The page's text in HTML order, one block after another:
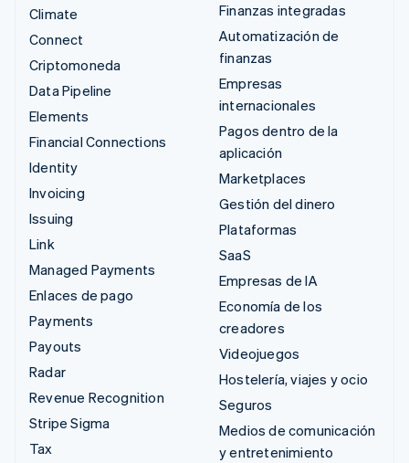
Climate
Connect
Criptomoneda
Data Pipeline
Elements
Financial Connections
Identity
Invoicing
Issuing
Link
Managed Payments
Enlaces de pago
Payments
Payouts
Radar
Revenue Recognition
Stripe Sigma
Tax
Finanzas integradas
Automatización de
finanzas
Empresas
internacionales
Pagos dentro de la
aplicación
Marketplaces
Gestión del dinero
Plataformas
SaaS
Empresas de IA
Economía de los
creadores
Videojuegos
Hostelería, viajes y ocio
Seguros
Medios de comunicación
y entretenimiento